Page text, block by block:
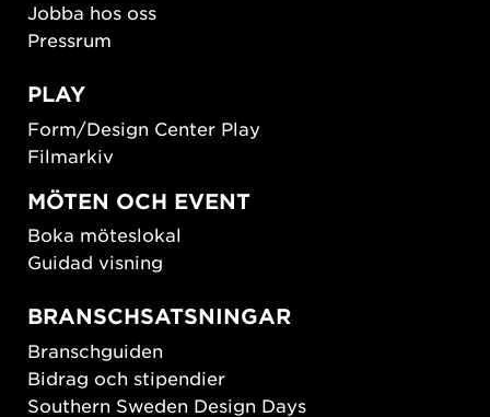
Jobba hos oss
Pressrum
PLAY
Form/Design Center Play
Filmarkiv
MÖTEN OCH EVENT
Boka möteslokal
Guidad visning
BRANSCHSATSNINGAR
Branschguiden
Bidrag och stipendier
Southern Sweden Design Days